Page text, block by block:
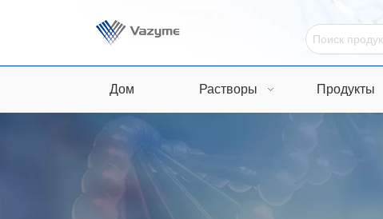
Дом Растворы Продукты